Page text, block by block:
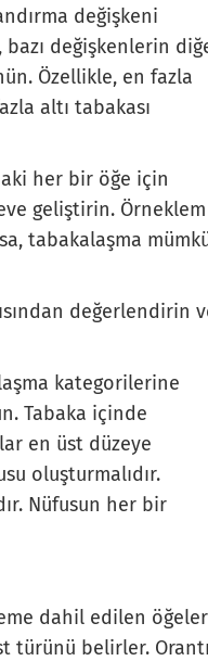
değişkeni
bazı değişkenlerin
Özellikle, en fazla
altı tabakası
her bir öğe için
geliştirin. Örneklem
tabakalaşma
değerlendirin
kategorilerine
Tabaka içinde
en üst düzeye
oluşturmalıdır.
Nüfusun her bir
dahil edilen
türünü belirler.